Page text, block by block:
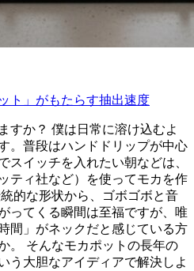
ト」がもたらす抽出速度
すか？ 僕は日常に溶け込むよ
。普段はハンドドリップが中心
スイッチを入れたい朝などは、
ティ社など）を使ってモカを作
的な形状から、ゴボゴボと音
ってくる瞬間は至福ですが、唯
間」がネックだと感じている方
。 そんなモカポットの長年の
う大胆なアイディアで解決しよ